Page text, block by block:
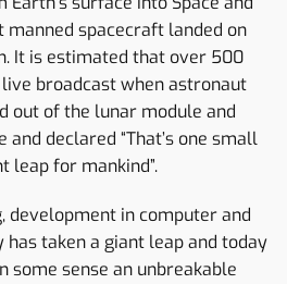
spacecraft landed on
It is estimated that over 500
broadcast when astronaut
out of the lunar module and
and declared “That’s one small
leap for mankind”.
development in computer and
taken a giant leap and today
some sense an unbreakable